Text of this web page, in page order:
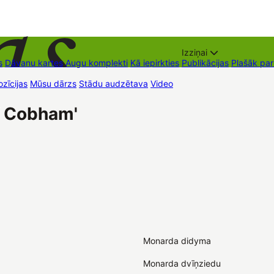
Dāvanu kartes Augu komplekti Kā iepirkties
Izziņai
Publikācijas Plašāk
Mūsu dārzs Stādu audzētava Video
Monarda didyma
Monarda dvīņziedu